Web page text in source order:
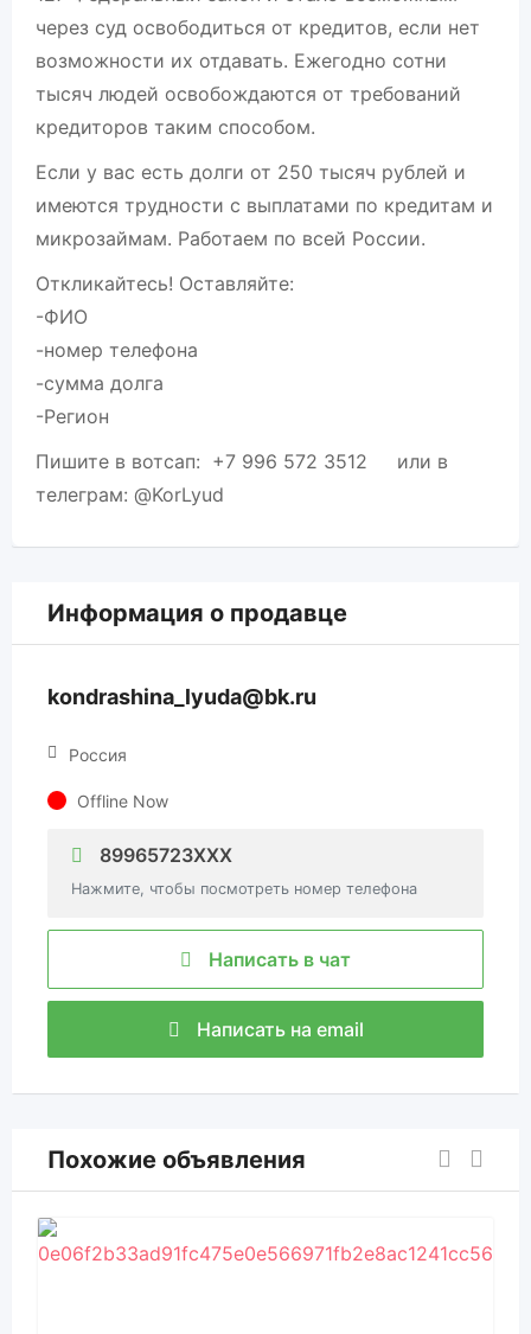
через суд освободиться от кредитов, если нет
возможности их отдавать. Ежегодно сотни
тысяч людей освобождаются от требований
кредиторов таким способом.
Если у вас есть долги от 250 тысяч рублей и
имеются трудности с выплатами по кредитам и
микрозаймам. Работаем по всей России.
Откликайтесь! Оставляйте:
-ФИО
-номер телефона
-сумма долга
-Регион
Пишите в вотсап: +7 996 572 3512 или в
телеграм: @KorLyud
Информация о продавце
kondrashina_lyuda@bk.ru
Россия
Offline Now
89965723XXX
Нажмите, чтобы посмотреть номер телефона
Написать в чат
Написать на email
Похожие объявления